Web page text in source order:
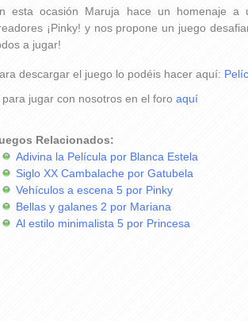
esta ocasión Maruja hace un homenaje
¡Pinky! y nos propone un juego
a jugar!
descargar el juego lo podéis hacer aquí:
para jugar con nosotros en el foro aquí
Relacionados:
Adivina la Película por Blanca Estela
Siglo XX Cambalache por Gatubela
Vehículos a escena 5 por Pinky
Bellas y galanes 2 por Mariana
Al estilo minimalista 5 por Princesa